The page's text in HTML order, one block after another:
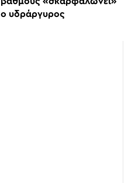
ο υδράργυρος